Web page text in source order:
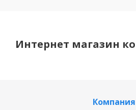
Интернет магазин
Компания